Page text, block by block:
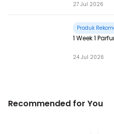
27 Jul 2026
Produk
1 Week 1
24 Jul 2026
Recommended for You